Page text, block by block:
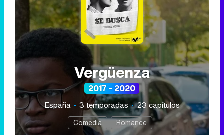
Vergüenza
2017 - 2020
España 3 temporadas 23 capítulos
Comedia Romance